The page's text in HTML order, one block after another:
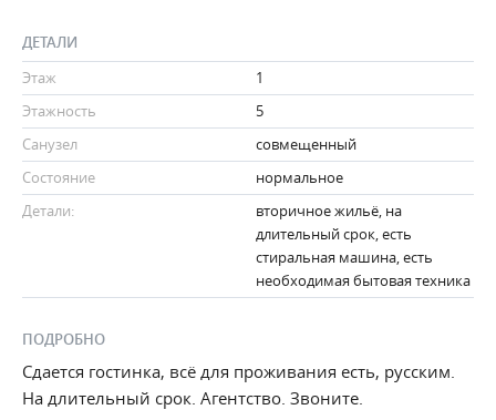
ДЕТАЛИ
Этаж
1
Этажность
5
Санузел
совмещенный
Состояние
нормальное
Детали:
вторичное жильё, на
длительный срок, есть
стиральная машина, есть
необходимая бытовая техника
ПОДРОБНО
Сдается гостинка, всё для проживания есть, русским.
На длительный срок. Агентство. Звоните.